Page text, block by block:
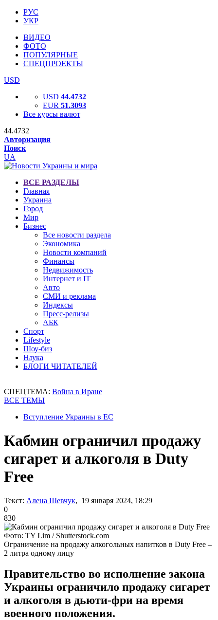
РУС
УКР
ВИДЕО
ФОТО
ПОПУЛЯРНЫЕ
СПЕЦПРОЕКТЫ
USD
USD 44.4732
EUR 51.3093
Все курсы валют
44.4732
Авторизация
Поиск
UA
ВСЕ РАЗДЕЛЫ
Главная
Украина
Город
Мир
Бизнес
Все новости раздела
Экономика
Новости компаний
Финансы
Недвижимость
Интернет и IT
Авто
СМИ и реклама
Индексы
Пресс-релизы
АБК
Спорт
Lifestyle
Шоу-биз
Наука
БЛОГИ ЧИТАТЕЛЕЙ
СПЕЦТЕМА: Война в Иране
ВСЕ ТЕМЫ
Вступление Украины в ЕС
Кабмин ограничил продажу
сигарет и алкоголя в Duty
Free
Текст: Алена Шевчук, 19 января 2024, 18:29
0
830
Фото: TY Lim / Shutterstock.com
Ограничение на продажу алкогольных напитков в Duty Free –
2 литра одному лицу
Правительство во исполнение закона
Украины ограничило продажу сигарет
и алкоголя в дьюти-фри на время
военного положения.